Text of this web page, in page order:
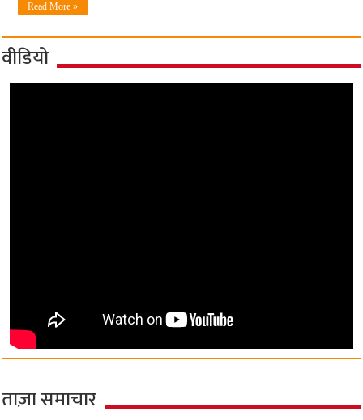
Read More »
वीडियो
ताज़ा समाचार